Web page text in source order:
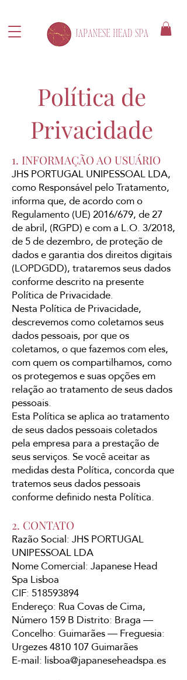
Política de
Privacidade
1. INFORMAÇÃO AO USUÁRIO
JHS PORTUGAL UNIPESSOAL LDA,
como Responsável pelo Tratamento,
informa que, de acordo com o
Regulamento (UE) 2016/679, de 27
de abril, (RGPD) e com a L.O. 3/2018,
de 5 de dezembro, de proteção de
dados e garantia dos direitos digitais
(LOPDGDD), trataremos seus dados
conforme descrito na presente
Política de Privacidade.
Nesta Política de Privacidade,
descrevemos como coletamos seus
dados pessoais, por que os
coletamos, o que fazemos com eles,
com quem os compartilhamos, como
os protegemos e suas opções em
relação ao tratamento de seus dados
pessoais.
Esta Política se aplica ao tratamento
de seus dados pessoais coletados
pela empresa para a prestação de
seus serviços. Se você aceitar as
medidas desta Política, concorda que
tratemos seus dados pessoais
conforme definido nesta Política.
2. CONTATO
Razão Social: JHS PORTUGAL
UNIPESSOAL LDA
Nome Comercial: Japanese Head
Spa Lisboa
CIF: 518593894
Endereço: Rua Covas de Cima,
Número 159 B Distrito: Braga —
Concelho: Guimarães — Freguesia:
Urgezes 4810 107 Guimarães
E-mail:lisboa@japaneseheadspa.es